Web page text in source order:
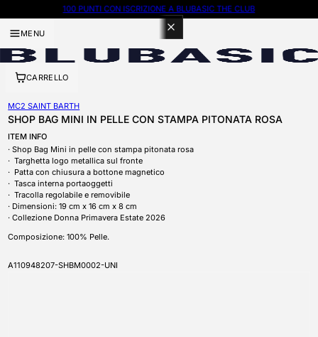
100 PUNTI CON ISCRIZIONE A BLUBASIC THE CLUB
MENU
CARRELLO
MC2 SAINT BARTH
SHOP BAG MINI IN PELLE CON STAMPA PITONATA ROSA
ITEM INFO
Shop Bag Mini in pelle con stampa pitonata rosa
Targhetta logo metallica sul fronte
Patta con chiusura a bottone magnetico
Tasca interna portaoggetti
Tracolla regolabile e removibile
Dimensioni: 19 cm x 16 cm x 8 cm
Collezione Donna Primavera Estate 2026
Composizione: 100% Pelle.
SKU
A110948207-SHBM0002-UNI